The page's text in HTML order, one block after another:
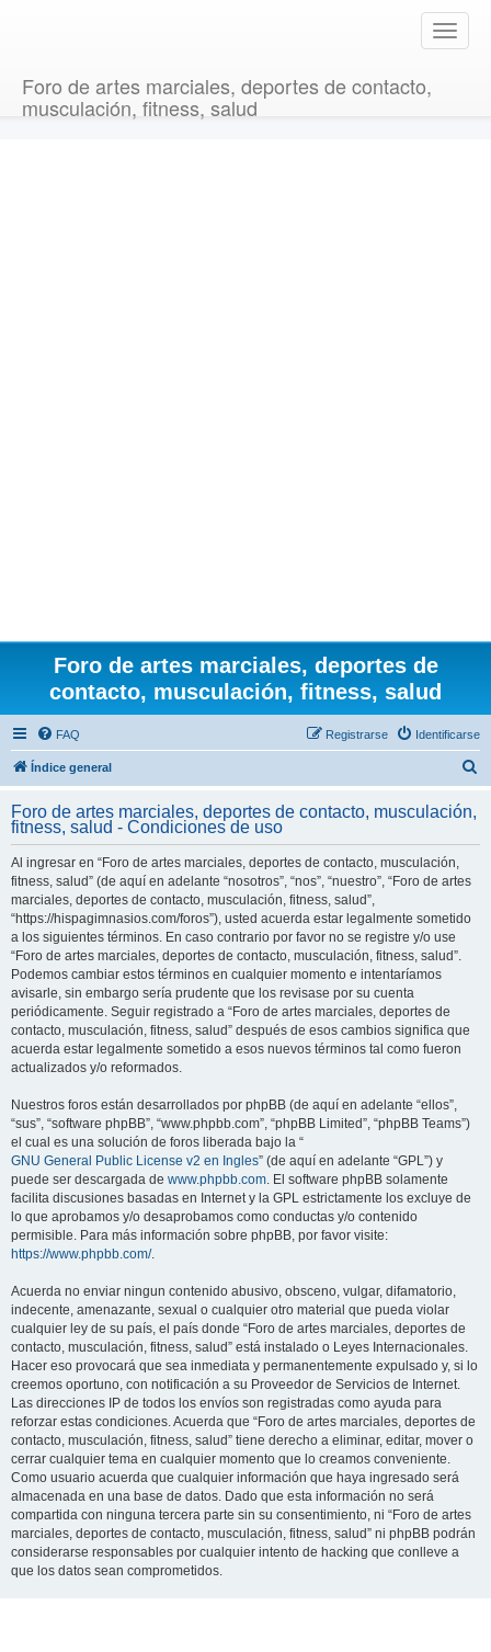
T
o
Foro de artes marciales, deportes de contacto,
musculación, fitness, salud
Foro de artes marciales, deportes de
contacto, musculación, fitness, salud
FAQ Identificarse
Registrarse
Índice general
c
Foro de artes marciales, deportes de contacto, musculación,
fitness, salud - Condiciones de uso
Al ingresar en “Foro de artes marciales, deportes de contacto, musculación,
fitness, salud” (de aquí en adelante “nosotros”, “nos”, “nuestro”, “Foro de artes
marciales, deportes de contacto, musculación, fitness, salud”,
“https://hispagimnasios.com/foros”), usted acuerda estar legalmente sometido
a los siguientes términos. En caso contrario por favor no se registre y/o use
“Foro de artes marciales, deportes de contacto, musculación, fitness, salud”.
Podemos cambiar estos términos en cualquier momento e intentaríamos
avisarle, sin embargo sería prudente que los revisase por su cuenta
periódicamente. Seguir registrado a “Foro de artes marciales, deportes de
contacto, musculación, fitness, salud” después de esos cambios significa que
acuerda estar legalmente sometido a esos nuevos términos tal como fueron
actualizados y/o reformados.
Nuestros foros están desarrollados por phpBB (de aquí en adelante “ellos”,
“sus”, “software phpBB”, “www.phpbb.com”, “phpBB Limited”, “phpBB Teams”)
el cual es una solución de foros liberada bajo la “
GNU General Public License v2 en Ingles” (de aquí en adelante “GPL”) y
puede ser descargada de www.phpbb.com. El software phpBB solamente
facilita discusiones basadas en Internet y la GPL estrictamente los excluye de
lo que aprobamos y/o desaprobamos como conductas y/o contenido
permisible. Para más información sobre phpBB, por favor visite:
https://www.phpbb.com/.
Acuerda no enviar ningun contenido abusivo, obsceno, vulgar, difamatorio,
indecente, amenazante, sexual o cualquier otro material que pueda violar
cualquier ley de su país, el país donde “Foro de artes marciales, deportes de
contacto, musculación, fitness, salud” está instalado o Leyes Internacionales.
Hacer eso provocará que sea inmediata y permanentemente expulsado y, si lo
creemos oportuno, con notificación a su Proveedor de Servicios de Internet.
Las direcciones IP de todos los envíos son registradas como ayuda para
reforzar estas condiciones. Acuerda que “Foro de artes marciales, deportes de
contacto, musculación, fitness, salud” tiene derecho a eliminar, editar, mover o
cerrar cualquier tema en cualquier momento que lo creamos conveniente.
Como usuario acuerda que cualquier información que haya ingresado será
almacenada en una base de datos. Dado que esta información no será
compartida con ninguna tercera parte sin su consentimiento, ni “Foro de artes
marciales, deportes de contacto, musculación, fitness, salud” ni phpBB podrán
considerarse responsables por cualquier intento de hacking que conlleve a
que los datos sean comprometidos.